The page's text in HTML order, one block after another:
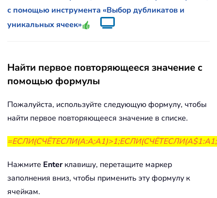
с помощью инструмента «Выбор дубликатов и
уникальных ячеек»
Найти первое повторяющееся значение с
помощью формулы
Пожалуйста, используйте следующую формулу, чтобы
найти первое повторяющееся значение в списке.
Нажмите Enterклавишу, перетащите маркер
заполнения вниз, чтобы применить эту формулу к
ячейкам.